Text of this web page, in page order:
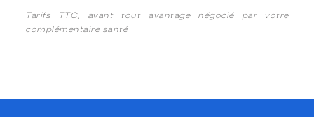
Tarifs TTC, avant tout avantage négocié par votre
complémentaire santé